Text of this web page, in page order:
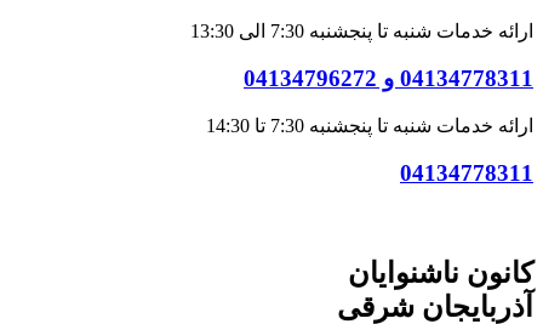
ارائه خدمات شنبه تا پنجشنبه 7:30 الی 13:30
04134778311 و 04134796272
ارائه خدمات شنبه تا پنجشنبه 7:30 تا 14:30
04134778311
کانون ناشنوایان
آذربایجان شرقی